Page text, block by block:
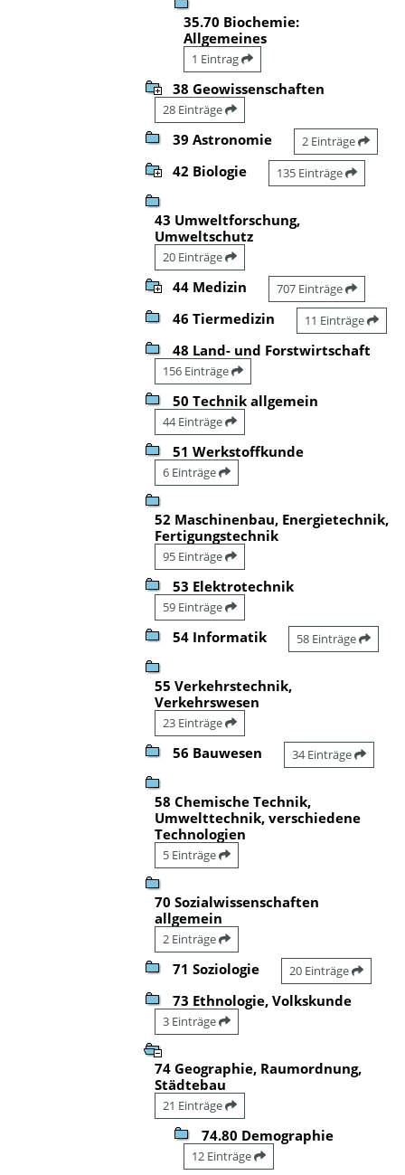
35.70 Biochemie:
Allgemeines
1 Eintrag
38 Geowissenschaften
28 Einträge
39 Astronomie 2 Einträge
42 Biologie 135 Einträge
43 Umweltforschung,
Umweltschutz
20 Einträge
44 Medizin 707 Einträge
46 Tiermedizin 11 Einträge
48 Land- und Forstwirtschaft
156 Einträge
50 Technik allgemein
44 Einträge
51 Werkstoffkunde
6 Einträge
52 Maschinenbau, Energietechnik,
Fertigungstechnik
95 Einträge
53 Elektrotechnik
59 Einträge
54 Informatik 58 Einträge
55 Verkehrstechnik,
Verkehrswesen
23 Einträge
56 Bauwesen 34 Einträge
58 Chemische Technik,
Umwelttechnik, verschiedene
Technologien
5 Einträge
70 Sozialwissenschaften
allgemein
2 Einträge
71 Soziologie 20 Einträge
73 Ethnologie, Volkskunde
3 Einträge
74 Geographie, Raumordnung,
Städtebau
21 Einträge
74.80 Demographie
12 Einträge